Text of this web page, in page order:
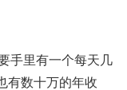
手里有一个每天几
有数十万的年收